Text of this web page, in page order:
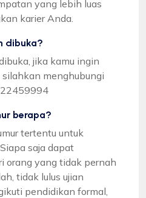
yang lebih luas
karier Anda.
dibuka?
jika kamu ingin
menghubungi
berapa?
tertentu untuk
saja dapat
orang yang tidak pernah
tidak lulus ujian
pendidikan formal,